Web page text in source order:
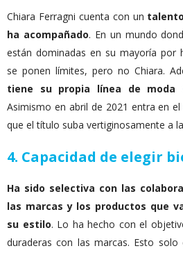
Chiara Ferragni cuenta con un
ha acompañado. En un mundo
están dominadas en su mayoría por
se ponen límites, pero no Chiara.
tiene su propia línea de moda
Asimismo en abril de 2021 entra en el
que el título suba vertiginosamente a
4. Capacidad de elegir
Ha sido selectiva con las
las marcas y los productos que
su estilo. Lo ha hecho con el
duraderas con las marcas. Esto